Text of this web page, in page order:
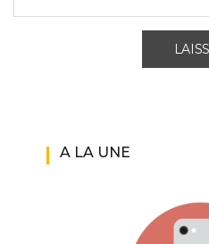
A LA UNE